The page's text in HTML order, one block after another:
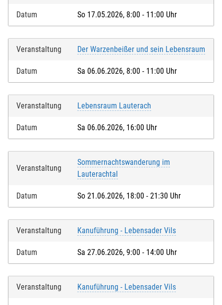
Datum So 17.05.2026, 8:00 - 11:00 Uhr
Veranstaltung Der Warzenbeißer und sein Lebensraum
Datum Sa 06.06.2026, 8:00 - 11:00 Uhr
Veranstaltung Lebensraum Lauterach
Datum Sa 06.06.2026, 16:00 Uhr
Veranstaltung
Sommernachtswanderung im
Lauterachtal
Datum So 21.06.2026, 18:00 - 21:30 Uhr
Veranstaltung Kanuführung - Lebensader Vils
Datum Sa 27.06.2026, 9:00 - 14:00 Uhr
Veranstaltung Kanuführung - Lebensader Vils